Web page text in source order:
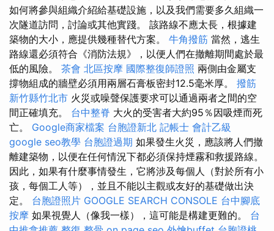
如何將參與組織介紹給基礎設施，以及我們需要多久組織一
次隧道訪問，討論或其他實踐。 該路線不應太長，根據建
築物的大小，應提供幾種替代方案。 牛角撥筋 當然，逃生
路線還必須符合《消防法規》，以便人們在撤離期間處於最
低的風險。 茶會 北區按摩 國際整復師證照 兩側由金屬支
撐物組成的牆壁必須用兩層石膏板密封12.5毫米厚。 撥筋
新竹縣竹北市 火災或噪聲保護要求可以通過兩者之間的空
間正確填充。 台中整脊 大火的受害者大約95％因吸煙而死
亡。 Google商家檔案 台胞證新北 記帳士 會計乙級
google seo教學 台胞證過期 如果發生火災，應該將人們撤
離建築物，以便在任何情況下都必須保持煙霧和救援路線。
因此，如果有什麼事情發生，它將涉及每個人（對於所有小
孩，每個工人等），並且不能以主觀或友好的基礎做出決
定。 台胞證照片 GOOGLE SEARCH CONSOLE 台中腳底
按摩 如果視覺人（像我一樣），這可能是構建更難的。 台